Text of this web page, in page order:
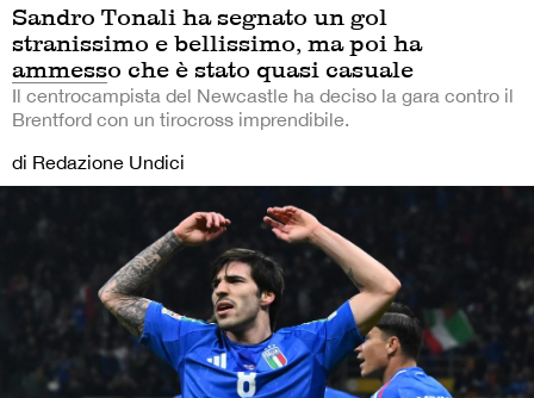
Sandro Tonali ha segnato un gol
stranissimo e bellissimo, ma poi ha
ammesso che è stato quasi casuale
Il centrocampista del Newcastle ha deciso la gara contro il
Brentford con un tirocross imprendibile.
di Redazione Undici